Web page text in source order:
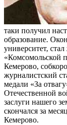
таки получил
образование.
университет,
«Комсомольской
Кемерово,
журналистский
медали «За
Отечественной
заслуги нашего
скончался за
Кемерово.